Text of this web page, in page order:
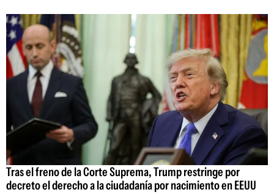
Tras el freno de la Corte Suprema, Trump restringe por
decreto el derecho a la ciudadanía por nacimiento en EEUU